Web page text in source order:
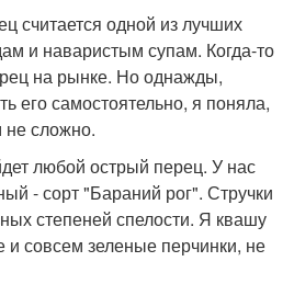
считается одной из лучших
и наваристым супам. Когда-то
на рынке. Но однажды,
его самостоятельно, я поняла,
не сложно.
любой острый перец. У нас
- сорт "Бараний рог". Стручки
степеней спелости. Я квашу
совсем зеленые перчинки, не